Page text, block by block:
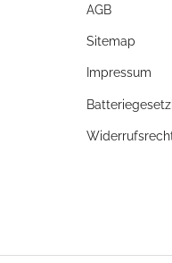
AGB
Sitemap
Impressum